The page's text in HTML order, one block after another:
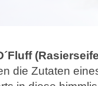
die Zutaten